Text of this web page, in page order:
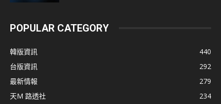
POPULAR CATEGORY
韓版資訊
440
台版資訊
292
最新情報
279
天M 路透社
234